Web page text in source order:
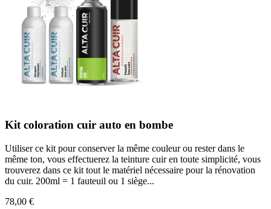
Kit coloration cuir auto en bombe
Utiliser ce kit pour conserver la même couleur ou rester dans le
même ton, vous effectuerez la teinture cuir en toute simplicité, vous
trouverez dans ce kit tout le matériel nécessaire pour la rénovation
du cuir. 200ml = 1 fauteuil ou 1 siège...
78,00 €